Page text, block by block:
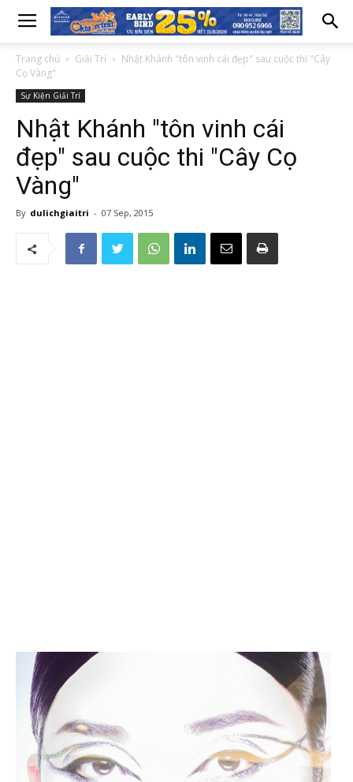
Trang chủ Giải Trí
Nhật Khánh "tôn vinh cái đẹp" sau cuộc thi "Cây
Cọ Vàng"
Sự Kiện Giải Trí
Nhật Khánh "tôn vinh cái
đẹp" sau cuộc thi "Cây Cọ
Vàng"
By dulichgiaitri - 07 Sep, 2015